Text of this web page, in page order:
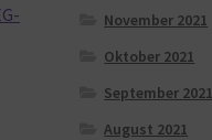
November 2021
Oktober 2021
September 2021
August 2021